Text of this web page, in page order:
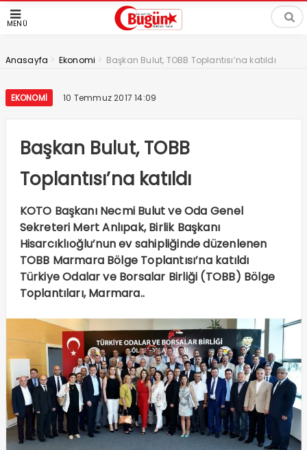
MENÜ
Anasayfa > Ekonomi > Başkan Bulut, TOBB Toplantısı’na katıldı
EKONOMI 10 Temmuz 2017 14:09
Başkan Bulut, TOBB
Toplantısı’na katıldı
KOTO Başkanı Necmi Bulut ve Oda Genel
Sekreteri Mert Anlıpak, Birlik Başkanı
Hisarcıklıoğlu’nun ev sahipliğinde düzenlenen
TOBB Marmara Bölge Toplantısı’na katıldı
Türkiye Odalar ve Borsalar Birliği (TOBB) Bölge
Toplantıları, Marmara..